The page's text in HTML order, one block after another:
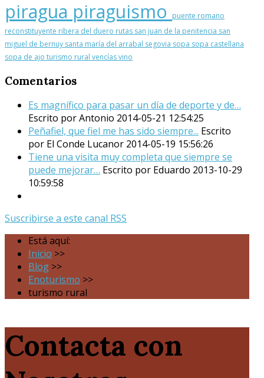
piragua piraguismo
puente romano
reconstituyente ribera del duero rutas san juan de la penitencia san
miguel de bernuy santa maría del arrabal segovia sopa sopa castellana
sopa de ajo turismo rural vencíasvino
Comentarios
Es magnífico para pasar un día de deporte y de…
Escrito por Antonio 2014-05-21 12:54:25
Peñafiel, que fiel me has sido siempre... Escrito
por El Conde Lucanor 2014-05-19 15:56:26
Tiene una visita muy completa que siempre se
puede mejorar… Escrito por Eduardo 2013-10-29
10:59:58
Suscribirse a este canal RSS
Está aquí:
Inicio >>
Blog >>
Enoturismo >>
turismo rural
Contacta con